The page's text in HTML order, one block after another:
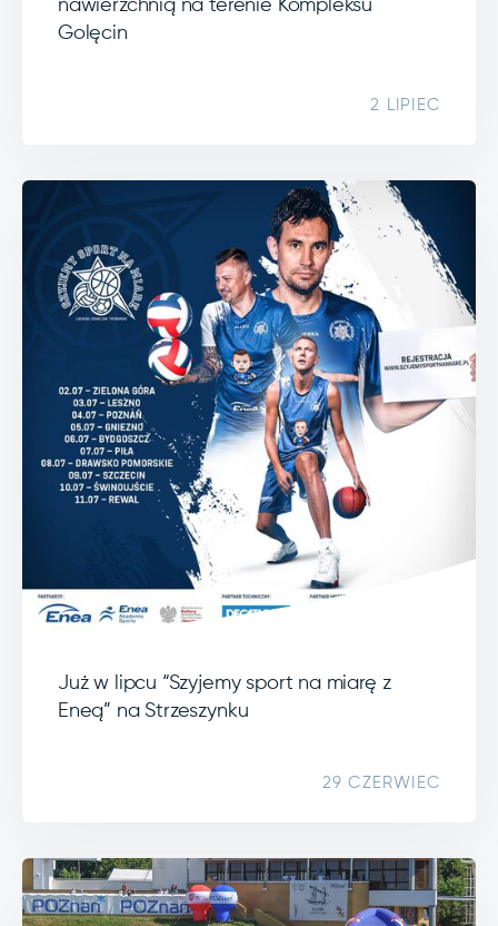
nawierzchnią na terenie Kompleksu
Golęcin
2 LIPIEC
Już w lipcu “Szyjemy sport na miarę z
Eneą” na Strzeszynku
29 CZERWIEC